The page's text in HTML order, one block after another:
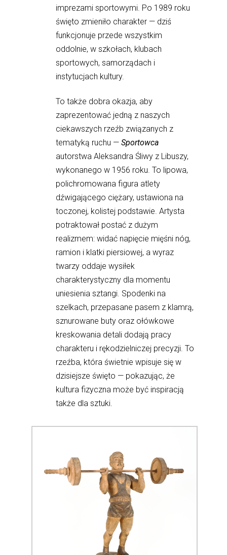
imprezami sportowymi. Po 1989 roku
święto zmieniło charakter — dziś
funkcjonuje przede wszystkim
oddolnie, w szkołach, klubach
sportowych, samorządach i
instytucjach kultury.
To także dobra okazja, aby
zaprezentować jedną z naszych
ciekawszych rzeźb związanych z
tematyką ruchu — Sportowca
autorstwa Aleksandra Śliwy z Libuszy,
wykonanego w 1956 roku. To lipowa,
polichromowana figura atlety
dźwigającego ciężary, ustawiona na
toczonej, kolistej podstawie. Artysta
potraktował postać z dużym
realizmem: widać napięcie mięśni nóg,
ramion i klatki piersiowej, a wyraz
twarzy oddaje wysiłek
charakterystyczny dla momentu
uniesienia sztangi. Spodenki na
szelkach, przepasane pasem z klamrą,
sznurowane buty oraz ołówkowe
kreskowania detali dodają pracy
charakteru i rękodzielniczej precyzji. To
rzeźba, która świetnie wpisuje się w
dzisiejsze święto — pokazując, że
kultura fizyczna może być inspiracją
także dla sztuki.